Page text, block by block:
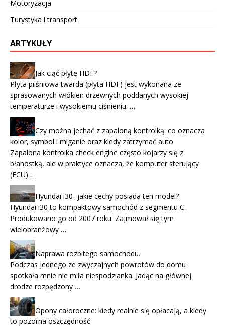
Motoryzacja
Turystyka i transport
ARTYKUŁY
Jak ciąć płytę HDF?
Płyta pilśniowa twarda (płyta HDF) jest wykonana ze
sprasowanych włókien drzewnych poddanych wysokiej
temperaturze i wysokiemu ciśnieniu. …
Czy można jechać z zapaloną kontrolką: co oznacza
kolor, symbol i miganie oraz kiedy zatrzymać auto
Zapalona kontrolka check engine często kojarzy się z
błahostką, ale w praktyce oznacza, że komputer sterujący
(ECU) …
Hyundai i30- jakie cechy posiada ten model?
Hyundai i30 to kompaktowy samochód z segmentu C.
Produkowano go od 2007 roku. Zajmował się tym
wielobranżowy …
Naprawa rozbitego samochodu.
Podczas jednego ze zwyczajnych powrotów do domu
spotkała mnie nie miła niespodzianka. Jadąc na głównej
drodze rozpędzony …
Opony całoroczne: kiedy realnie się opłacają, a kiedy
to pozorna oszczędność